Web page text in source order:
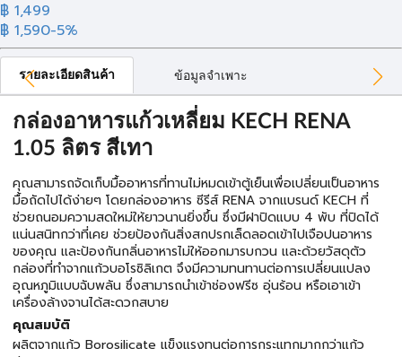
฿ 1,499
฿ 1,590-5%
รายละเอียดสินค้า ข้อมูลจำเพาะ
กล่องอาหารแก้วเหลี่ยม KECH RENA
1.05 ลิตร สีเทา
คุณสามารถจัดเก็บมื้ออาหารที่ทานไม่หมดเข้าตู้เย็นเพื่อเปลี่ยนเป็นอาหาร
มื้อถัดไปได้ง่ายๆ โดยกล่องอาหาร ซีรีส์ RENA จากแบรนด์ KECH ที่
ช่วยถนอมความสดใหม่ให้ยาวนานยิ่งขึ้น ซึ่งมีฝาปิดแบบ 4 พับ ที่ปิดได้
แน่นสนิทกว่าที่เคย ช่วยป้องกันสิ่งสกปรกเล็ดลอดเข้าไปเจือปนอาหาร
ของคุณ และป้องกันกลิ่นอาหารไม่ให้ออกมารบกวน และด้วยวัสดุตัว
กล่องที่ทำจากแก้วบอโรซิลิเกต จึงมีความทนทานต่อการเปลี่ยนแปลง
อุณหภูมิแบบฉับพลัน ซึ่งสามารถนำเข้าช่องฟรีซ อุ่นร้อน หรือเอาเข้า
เครื่องล้างจานได้สะดวกสบาย
คุณสมบัติ
ผลิตจากแก้ว Borosilicate แข็งแรงทนต่อการกระแทกมากกว่าแก้ว